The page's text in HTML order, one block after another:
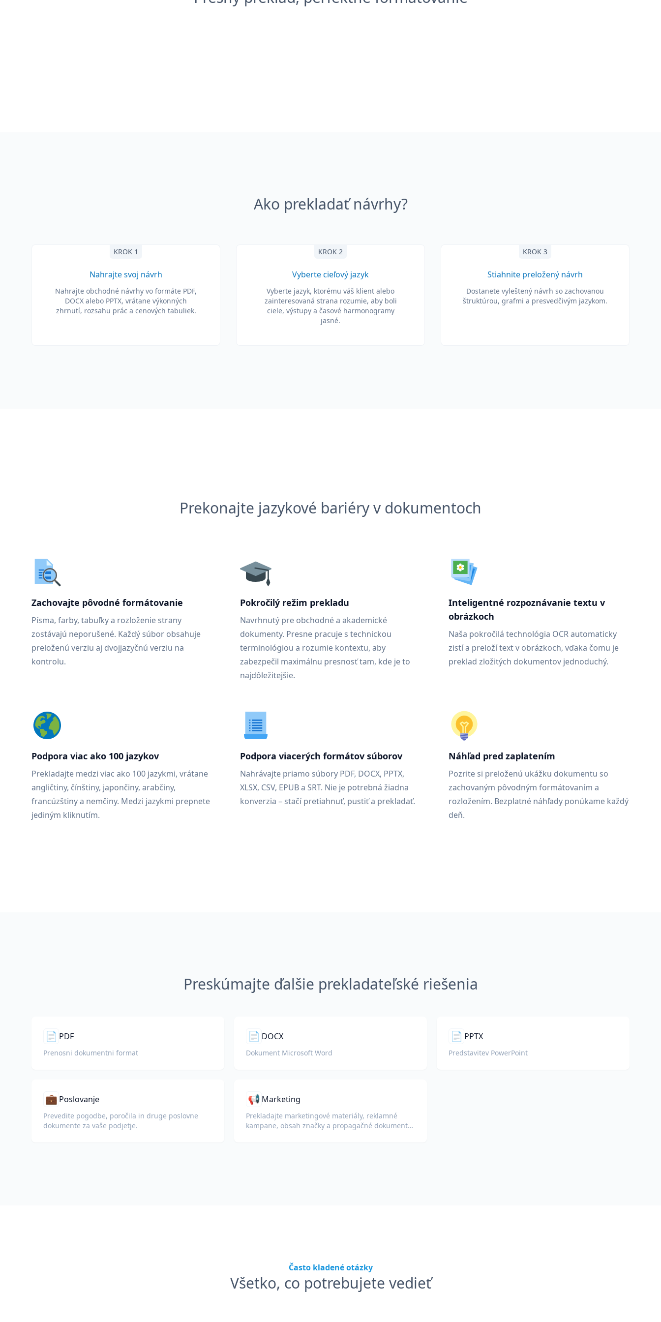
Ako prekladať návrhy?
KROK 1
Nahrajte svoj návrh
Nahrajte obchodné návrhy vo formáte PDF,
DOCX alebo PPTX, vrátane výkonných
zhrnutí, rozsahu prác a cenových tabuliek.
KROK 2
Vyberte cieľový jazyk
Vyberte jazyk, ktorému váš klient alebo
zainteresovaná strana rozumie, aby boli
ciele, výstupy a časové harmonogramy
jasné.
KROK 3
Stiahnite preložený návrh
Dostanete vyleštený návrh so zachovanou
štruktúrou, grafmi a presvedčivým jazykom.
Prekonajte jazykové bariéry v dokumentoch
Zachovajte pôvodné formátovanie
Písma, farby, tabuľky a rozloženie strany
zostávajú neporušené. Každý súbor obsahuje
preloženú verziu aj dvojjazyčnú verziu na
kontrolu.
Pokročilý režim prekladu
Navrhnutý pre obchodné a akademické
dokumenty. Presne pracuje s technickou
terminológiou a rozumie kontextu, aby
zabezpečil maximálnu presnosť tam, kde je to
najdôležitejšie.
Inteligentné rozpoznávanie textu v
obrázkoch
Naša pokročilá technológia OCR automaticky
zistí a preloží text v obrázkoch, vďaka čomu je
preklad zložitých dokumentov jednoduchý.
Podpora viac ako 100 jazykov
Prekladajte medzi viac ako 100 jazykmi, vrátane
angličtiny, čínštiny, japončiny, arabčiny,
francúzštiny a nemčiny. Medzi jazykmi prepnete
jediným kliknutím.
Podpora viacerých formátov súborov
Nahrávajte priamo súbory PDF, DOCX, PPTX,
XLSX, CSV, EPUB a SRT. Nie je potrebná žiadna
konverzia – stačí pretiahnuť, pustiť a prekladať.
Náhľad pred zaplatením
Pozrite si preloženú ukážku dokumentu so
zachovaným pôvodným formátovaním a
rozložením. Bezplatné náhľady ponúkame každý
deň.
Preskúmajte ďalšie prekladateľské riešenia
📄 PDF
Prenosni dokumentni format
📄 DOCX
Dokument Microsoft Word
📄 PPTX
Predstavitev PowerPoint
💼 Poslovanje
Prevedite pogodbe, poročila in druge poslovne
dokumente za vaše podjetje.
📢 Marketing
Prekladajte marketingové materiály, reklamné
kampane, obsah značky a propagačné dokumenty
Často kladené otázky
Všetko, co potrebujete vedieť